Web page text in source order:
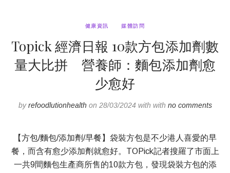
健康資訊 媒體訪問
Topick 經濟日報 10款方包添加劑數
量大比拼 營養師：麵包添加劑愈
少愈好
byrefoodlutionhealth on 28/03/2024 with with no comments
【方包/麵包/添加劑/早餐】袋裝方包是不少港人喜愛的早
餐，而含有愈少添加劑就愈好。TOPick記者搜羅了市面上
一共9間麵包生產商所售的10款方包，發現袋裝方包的添